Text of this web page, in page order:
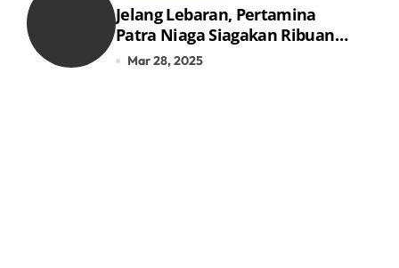
Jelang Lebaran, Pertamina
Patra Niaga Siagakan Ribuan
Agen dan Pangkalan LPG 3 Kg
Mar 28, 2025